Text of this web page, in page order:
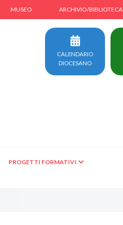
MUSEO ARCHIVIO/BIBLIOTECA
CALENDARIO
DIOCESANO
PROGETTI FORMATIVI